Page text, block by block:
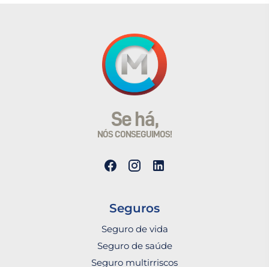
Se há,
NÓS CONSEGUIMOS!
Seguros
Seguro de vida
Seguro de saúde
Seguro multirriscos